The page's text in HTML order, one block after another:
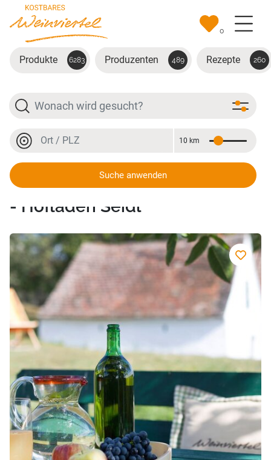
Zum Hauptinhalt springen
0
Produkte 6283 Produzenten 489 Rezepte 260
Suche
Ort oder PLZ
Entfernung
10 km
Suche anwenden
Ackerbau - Weingut - Heuriger
- Hofladen Seidl